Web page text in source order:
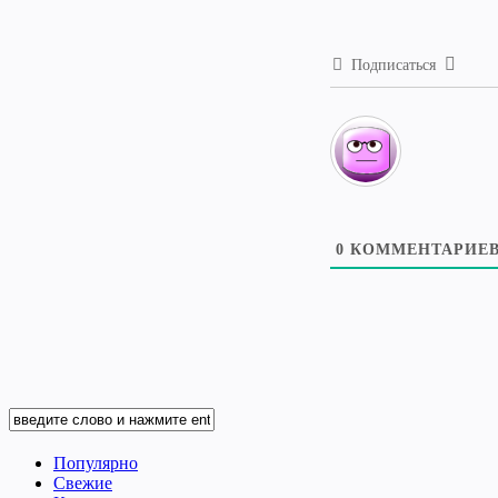
Подписаться
0 КОММЕНТАРИЕВ
Популярно
Свежие